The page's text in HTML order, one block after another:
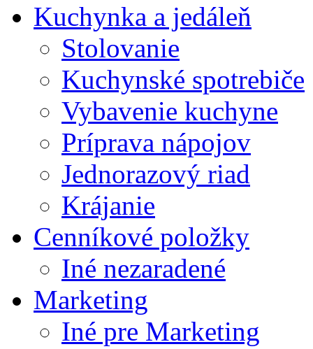
Kuchynka a jedáleň
Stolovanie
Kuchynské spotrebiče
Vybavenie kuchyne
Príprava nápojov
Jednorazový riad
Krájanie
Cenníkové položky
Iné nezaradené
Marketing
Iné pre Marketing